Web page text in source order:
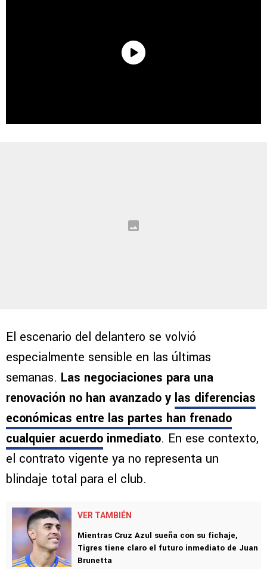
El escenario del delantero se volvió
especialmente sensible en las últimas
semanas. Las negociaciones para una
renovación no han avanzado y las diferencias
económicas entre las partes han frenado
cualquier acuerdo inmediato. En ese contexto,
el contrato vigente ya no representa un
blindaje total para el club.
VER TAMBIÉN
Mientras Cruz Azul sueña con su fichaje,
Tigres tiene claro el futuro inmediato de Juan
Brunetta